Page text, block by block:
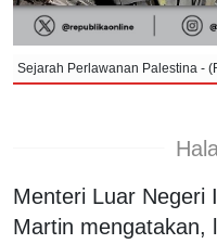
Sejarah Perlawanan Palestina -
Menteri Luar Negeri
Martin mengatakan,